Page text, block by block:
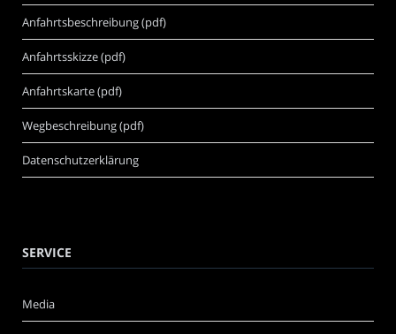
Anfahrtsbeschreibung (pdf)
Anfahrtsskizze (pdf)
Anfahrtskarte (pdf)
Wegbeschreibung (pdf)
Datenschutzerklärung
SERVICE
Media